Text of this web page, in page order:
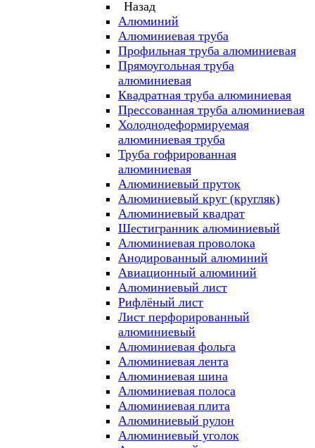
Назад
Алюминий
Алюминиевая труба
Профильная труба алюминиевая
Прямоугольная труба
алюминиевая
Квадратная труба алюминиевая
Прессованная труба алюминиевая
Холоднодеформируемая
алюминиевая труба
Труба гофрированная
алюминиевая
Алюминиевый пруток
Алюминиевый круг (кругляк)
Алюминиевый квадрат
Шестигранник алюминиевый
Алюминиевая проволока
Анодированный алюминий
Авиационный алюминий
Алюминиевый лист
Рифлёный лист
Лист перфорированный
алюминиевый
Алюминиевая фольга
Алюминиевая лента
Алюминиевая шина
Алюминиевая полоса
Алюминиевая плита
Алюминиевый рулон
Алюминиевый уголок